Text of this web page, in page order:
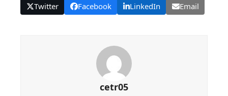
Twitter Facebook LinkedIn Email
cetr05